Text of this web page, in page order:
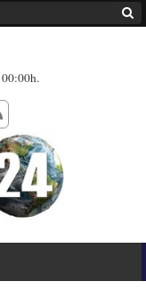
00:00h.